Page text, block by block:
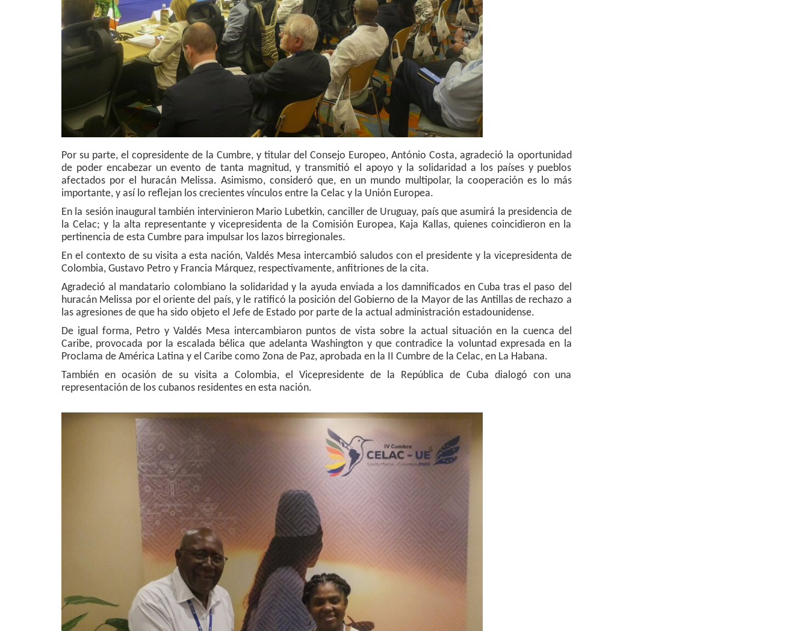
Por su parte, el copresidente de la Cumbre, y titular del Consejo Europeo, António Costa, agradeció la oportunidad
de poder encabezar un evento de tanta magnitud, y transmitió el apoyo y la solidaridad a los países y pueblos
afectados por el huracán Melissa. Asimismo, consideró que, en un mundo multipolar, la cooperación es lo más
importante, y así lo reflejan los crecientes vínculos entre la Celac y la Unión Europea.
En la sesión inaugural también intervinieron Mario Lubetkin, canciller de Uruguay, país que asumirá la presidencia de
la Celac; y la alta representante y vicepresidenta de la Comisión Europea, Kaja Kallas, quienes coincidieron en la
pertinencia de esta Cumbre para impulsar los lazos birregionales.
En el contexto de su visita a esta nación, Valdés Mesa intercambió saludos con el presidente y la vicepresidenta de
Colombia, Gustavo Petro y Francia Márquez, respectivamente, anfitriones de la cita.
Agradeció al mandatario colombiano la solidaridad y la ayuda enviada a los damnificados en Cuba tras el paso del
huracán Melissa por el oriente del país, y le ratificó la posición del Gobierno de la Mayor de las Antillas de rechazo a
las agresiones de que ha sido objeto el Jefe de Estado por parte de la actual administración estadounidense.
De igual forma, Petro y Valdés Mesa intercambiaron puntos de vista sobre la actual situación en la cuenca del
Caribe, provocada por la escalada bélica que adelanta Washington y que contradice la voluntad expresada en la
Proclama de América Latina y el Caribe como Zona de Paz, aprobada en la II Cumbre de la Celac, en La Habana.
También en ocasión de su visita a Colombia, el Vicepresidente de la República de Cuba dialogó con una
representación de los cubanos residentes en esta nación.